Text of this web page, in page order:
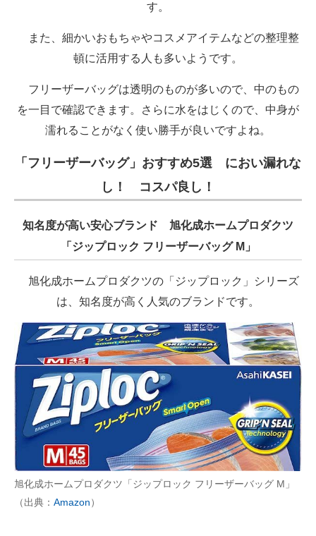
す。
また、細かいおもちゃやコスメアイテムなどの整理整
頓に活用する人も多いようです。
フリーザーバッグは透明のものが多いので、中のもの
を一目で確認できます。さらに水をはじくので、中身が
濡れることがなく使い勝手が良いですよね。
「フリーザーバッグ」おすすめ5選 におい漏れな
し！ コスパ良し！
知名度が高い安心ブランド 旭化成ホームプロダクツ
「ジップロック フリーザーバッグ M」
旭化成ホームプロダクツの「ジップロック」シリーズ
は、知名度が高く人気のブランドです。
旭化成ホームプロダクツ「ジップロック フリーザーバッグ M」
（出典： Amazon）